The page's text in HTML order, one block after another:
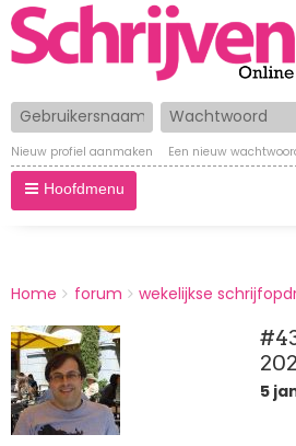
Gebruikersnaam Wachtwoord
Nieuw profiel aanmaken Een nieuw
Hoofdmenu
BREADCRUMBS
You
here:
Home forum wekelijkse
5